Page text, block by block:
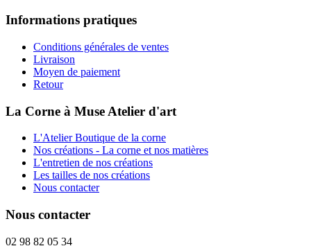
Informations pratiques
Conditions générales de ventes
Livraison
Moyen de paiement
Retour
La Corne à Muse Atelier d'art
L'Atelier Boutique de la corne
Nos créations - La corne et nos matières
L'entretien de nos créations
Les tailles de nos créations
Nous contacter
Nous contacter
02 98 82 05 34